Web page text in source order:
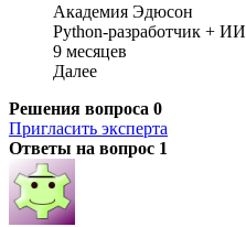
Академия Эдюсон
Python-разработчик + ИИ
9 месяцев
Далее
Решения вопроса 0
Пригласить эксперта
Ответы на вопрос 1